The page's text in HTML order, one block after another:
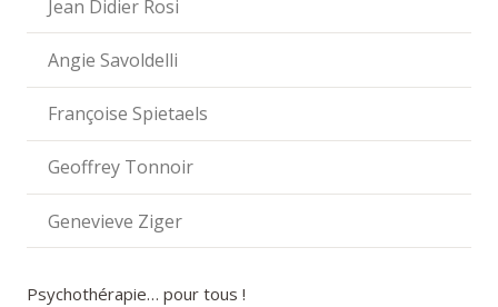
Jean Didier Rosi
Angie Savoldelli
Françoise Spietaels
Geoffrey Tonnoir
Genevieve Ziger
Psychothérapie… pour tous !